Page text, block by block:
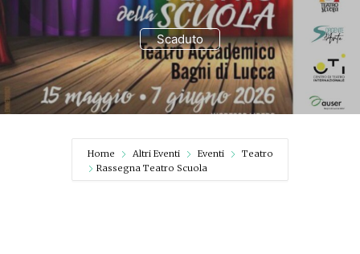
Scaduto
Home Altri Eventi Eventi
Teatro
Rassegna Teatro Scuola